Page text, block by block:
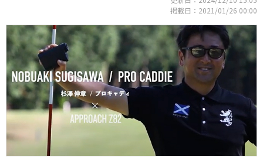
掲載日：2021/01/26 00:00